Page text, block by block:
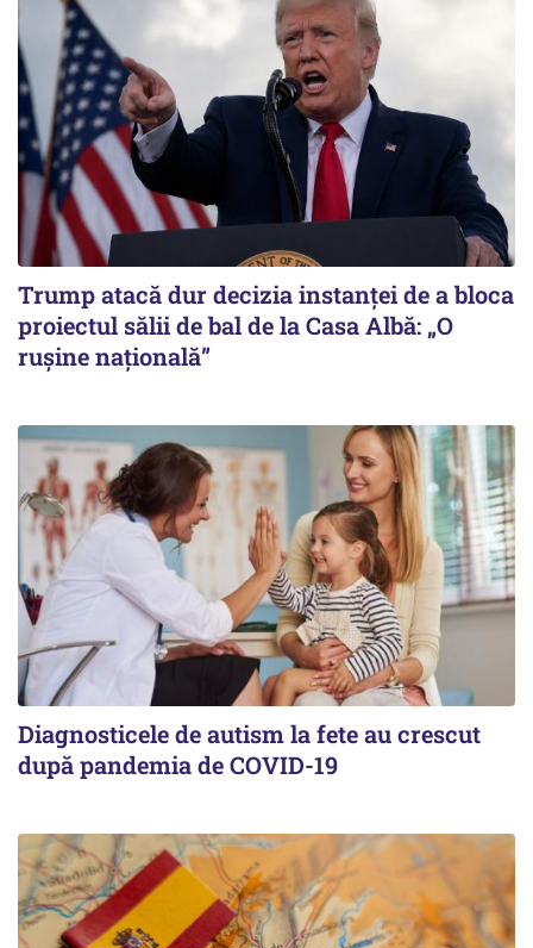
Trump atacă dur decizia instanţei de a bloca
proiectul sălii de bal de la Casa Albă: „O
ruşine naţională”
Diagnosticele de autism la fete au crescut
după pandemia de COVID-19